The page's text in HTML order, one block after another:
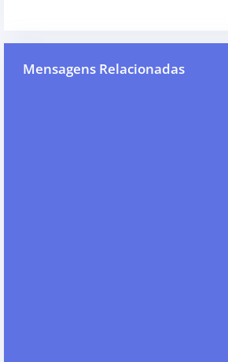
Mensagens Relacionadas